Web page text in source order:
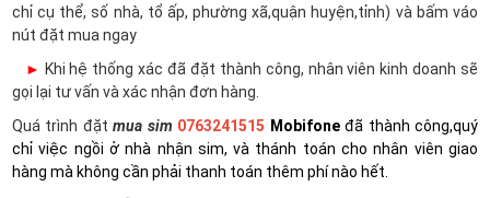
chỉ cụ thể, số nhà, tổ ấp, phường xã,quận huyện,tỉnh) và bấm váo
nút đặt mua ngay
► Khi hệ thống xác đã đặt thành công, nhân viên kinh doanh sẽ
gọi lại tư vấn và xác nhận đơn hàng.
Quá trình đặtmua sim 0763241515 Mobifoneđã thành công,quý
chỉ việc ngồi ở nhà nhận sim, và thánh toán cho nhân viên giao
hàng mà không cần phải thanh toán thêm phí nào hết.